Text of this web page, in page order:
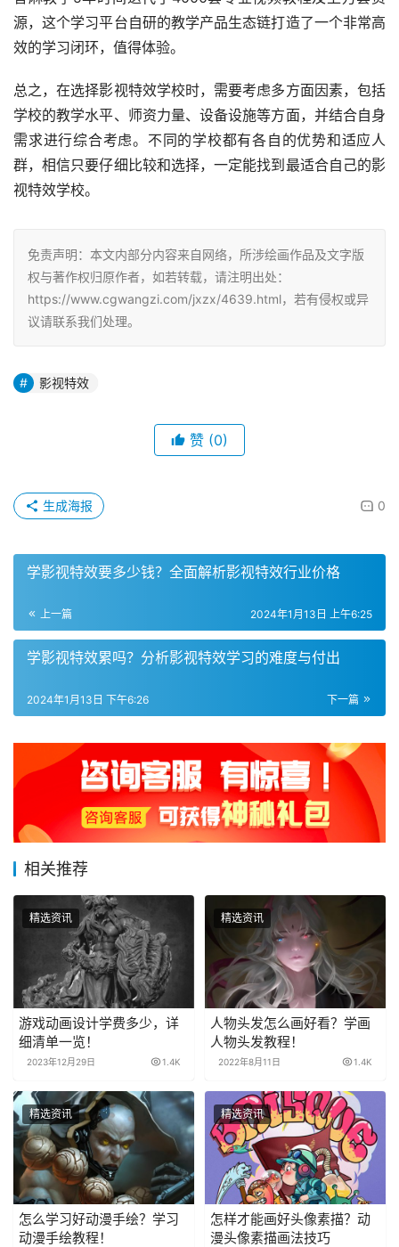
源，这个学习平台自研的教学产品生态链打造了一个非常高
效的学习闭环，值得体验。
总之，在选择影视特效学校时，需要考虑多方面因素，包括
学校的教学水平、师资力量、设备设施等方面，并结合自身
需求进行综合考虑。不同的学校都有各自的优势和适应人
群，相信只要仔细比较和选择，一定能找到最适合自己的影
视特效学校。
免责声明：本文内部分内容来自网络，所涉绘画作品及文字版
权与著作权归原作者，如若转载，请注明出处：
https://www.cgwangzi.com/jxzx/4639.html，若有侵权或异
议请联系我们处理。
影视特效
赞 (0)
0
生成海报
学影视特效要多少钱？全面解析影视特效行业价格
上一篇 2024年1月13日 上午6:25
学影视特效累吗？分析影视特效学习的难度与付出
下一篇
2024年1月13日 下午6:26
相关推荐
精选资讯
游戏动画设计学费多少，详
细清单一览！
2023年12月29日 1.4K
精选资讯
人物头发怎么画好看？学画
人物头发教程！
2022年8月11日 1.4K
精选资讯
怎么学习好动漫手绘？学习
动漫手绘教程！
精选资讯
怎样才能画好头像素描？动
漫头像素描画法技巧